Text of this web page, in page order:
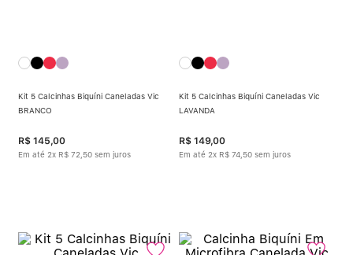
Kit 5 Calcinhas Biquíni Caneladas Vic
BRANCO
R$ 145,00
Em até 2x R$ 72 50 sem juros
Kit 5 Calcinhas Biquíni Caneladas Vic
LAVANDA
R$ 149,00
Em até 2x R$ 74 50 sem juros